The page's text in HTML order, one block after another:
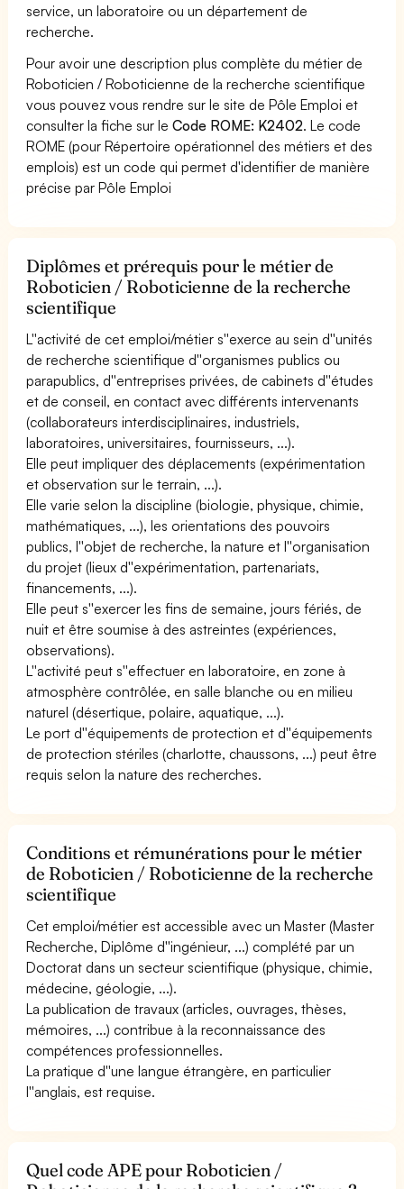
service, un laboratoire ou un département de
recherche.
Pour avoir une description plus complète du métier de
Roboticien / Roboticienne de la recherche scientifique
vous pouvez vous rendre sur le site de Pôle Emploi et
consulter la fiche sur leCode ROME: K2402. Le code
ROME (pour Répertoire opérationnel des métiers et des
emplois) est un code qui permet d'identifier de manière
précise par Pôle Emploi
Diplômes et prérequis pour le métier de
Roboticien / Roboticienne de la recherche
scientifique
L''activité de cet emploi/métier s''exerce au sein d''unités
de recherche scientifique d''organismes publics ou
parapublics, d''entreprises privées, de cabinets d''études
et de conseil, en contact avec différents intervenants
(collaborateurs interdisciplinaires, industriels,
laboratoires, universitaires, fournisseurs, ...).
Elle peut impliquer des déplacements (expérimentation
et observation sur le terrain, ...).
Elle varie selon la discipline (biologie, physique, chimie,
mathématiques, ...), les orientations des pouvoirs
publics, l''objet de recherche, la nature et l''organisation
du projet (lieux d''expérimentation, partenariats,
financements, ...).
Elle peut s''exercer les fins de semaine, jours fériés, de
nuit et être soumise à des astreintes (expériences,
observations).
L''activité peut s''effectuer en laboratoire, en zone à
atmosphère contrôlée, en salle blanche ou en milieu
naturel (désertique, polaire, aquatique, ...).
Le port d''équipements de protection et d''équipements
de protection stériles (charlotte, chaussons, ...) peut être
requis selon la nature des recherches.
Conditions et rémunérations pour le métier
de Roboticien / Roboticienne de la recherche
scientifique
Cet emploi/métier est accessible avec un Master (Master
Recherche, Diplôme d''ingénieur, ...) complété par un
Doctorat dans un secteur scientifique (physique, chimie,
médecine, géologie, ...).
La publication de travaux (articles, ouvrages, thèses,
mémoires, ...) contribue à la reconnaissance des
compétences professionnelles.
La pratique d''une langue étrangère, en particulier
l''anglais, est requise.
Quel code APE pour Roboticien /